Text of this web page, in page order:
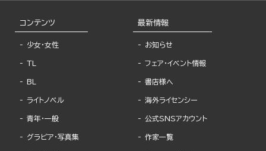
コンテンツ
少女・女性
TL
BL
ライトノベル
青年・一般
グラビア・写真集
最新情報
お知らせ
フェア・イベント情報
書店様へ
海外ライセンシー
公式SNSアカウント
作家一覧